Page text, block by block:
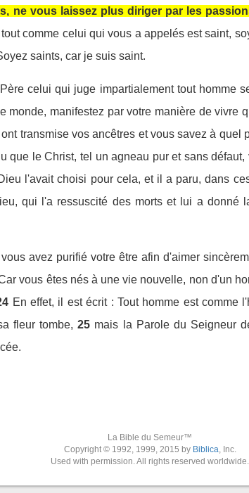
ne vous laissez plus diriger par les
comme celui qui vous a appelés est saint,
saints, car je suis saint.
celui qui juge impartialement tout homme
monde, manifestez par votre manière de vivre
transmise vos ancêtres et vous savez à
que le Christ, tel un agneau pur et sans
l'avait choisi pour cela, et il a paru, dans
qui l'a ressuscité des morts et lui a donné
avez purifié votre être afin d'aimer
vous êtes nés à une vie nouvelle, non d'un
En effet, il est écrit : Tout homme est comme
fleur tombe, 25 mais la Parole du Seigneur
La Bible du Semeur™
Copyright © 1992, 1999, 2015 by Biblica, Inc.
Used with permission. All rights reserved worldwide.